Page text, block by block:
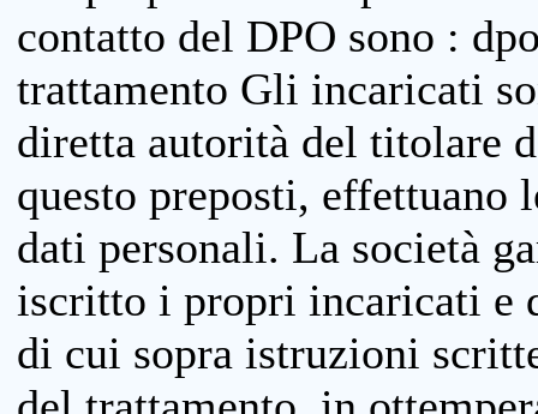
contatto del DPO sono :
trattamento Gli incaricati
diretta autorità del titolare
questo preposti, effettuano
dati personali. La società
iscritto i propri incaricati e
di cui sopra istruzioni